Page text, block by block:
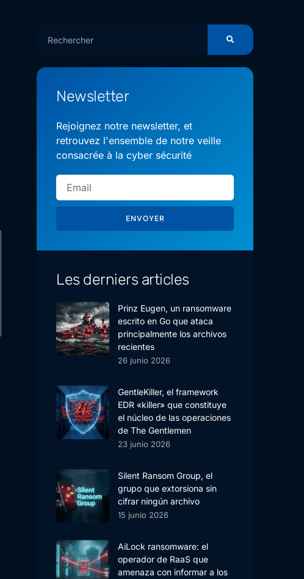
Newsletter
Rejoignez notre newsletter, et
retrouvez l'ensemble de notre veille
consacrée à la cyber sécurité
ENVOYER
Les derniers articles
Prinz Eugen, un ransomware
escrito en Go que ataca
principalmente los archivos
recientes
26 junio 2026
GentleKiller, el framework
EDR «killer» que constituye
el núcleo de las operaciones
de The Gentlemen
23 junio 2026
Silent Ransom Group, el
grupo que extorsiona sin
cifrar ningún archivo
15 junio 2026
AiLock ransomware: el
operador de RaaS que
amenaza con informar a los